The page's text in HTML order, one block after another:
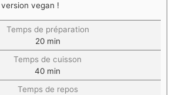
vegan !
Temps de préparation
20 min
Temps de cuisson
40 min
Temps de repos